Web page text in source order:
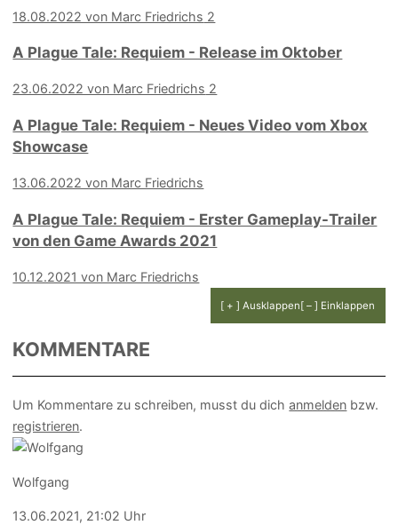
18.08.2022 von Marc Friedrichs 2
A Plague Tale: Requiem - Release im Oktober
23.06.2022 von Marc Friedrichs 2
A Plague Tale: Requiem - Neues Video vom Xbox
Showcase
13.06.2022 von Marc Friedrichs
A Plague Tale: Requiem - Erster Gameplay-Trailer
von den Game Awards 2021
10.12.2021 von Marc Friedrichs
[ + ] Ausklappen[ – ] Einklappen
KOMMENTARE
Um Kommentare zu schreiben, musst du dichanmelden bzw.
registrieren.
Wolfgang
13.06.2021, 21:02 Uhr